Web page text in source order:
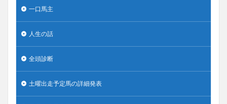
一口馬主
人生の話
全頭診断
土曜出走予定馬の詳細発表